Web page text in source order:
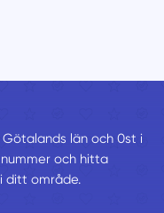
län och 0st i
och hitta
ditt område.